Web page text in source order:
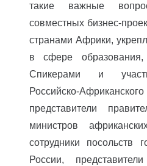
такие важные
совместных бизнес-
странами Африки,
в сфере
Спикерами и
Российско-
представители
министров
сотрудники посольств
России,